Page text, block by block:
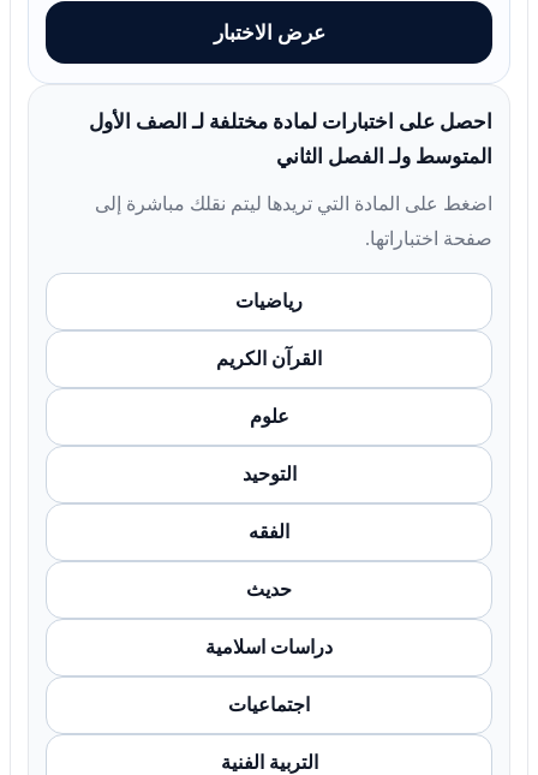
عرض الاختبار
احصل على اختبارات لمادة مختلفة لـ الصف الأول
المتوسط ولـ الفصل الثاني
اضغط على المادة التي تريدها ليتم نقلك مباشرة إلى
صفحة اختباراتها.
رياضيات
القرآن الكريم
علوم
التوحيد
الفقه
حديث
دراسات اسلامية
اجتماعيات
التربية الفنية